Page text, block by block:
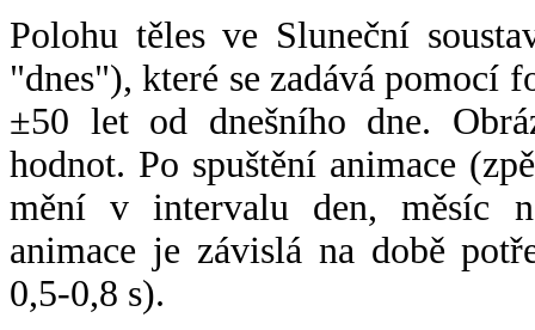
Polohu těles ve Sluneční
"dnes"), které se zadává pomocí
±50 let od dnešního dne.
hodnot. Po spuštění animace
mění v intervalu den, měsíc
animace je závislá na době
0,5-0,8 s).